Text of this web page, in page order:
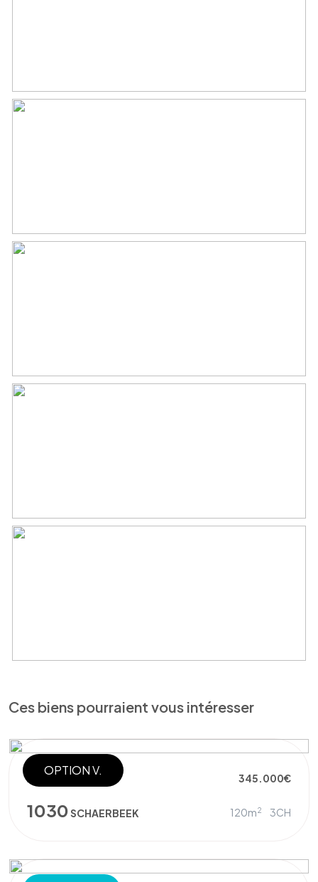
Ces biens pourraient vous intéresser
OPTION V.
APPARTEMENT 345.000€
1030SCHAERBEEK 120m2 3CH